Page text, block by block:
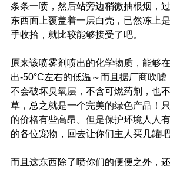
条条一喷，然后站旁边稍微抽根烟，
东西面上覆盖着一层白壳，已然冻上
手收拾，就比较能够接受了吧。
原来该喷雾剂喷出的化学物质，能够
出-50°C左右的低温～而且据厂商吹嘘
不会破坏臭氧层，不含可燃药剂，也
草，总之就是一个完美的绿色产品！
的价格有些高昂。但是保护环境人人
的各位宠物，回去让你们主人买几罐吧
而且这东西除了喷你们的便便之外，